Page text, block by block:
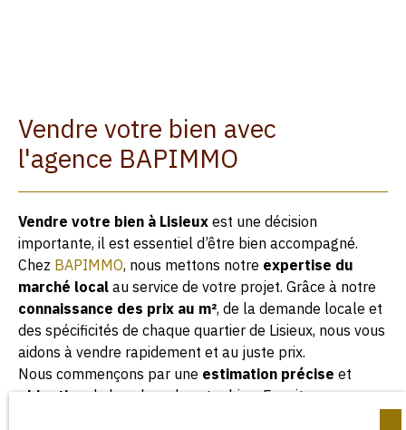
Vendre votre bien avec
l'agence BAPIMMO
Vendre votre bien à Lisieux est une décision
importante, il est essentiel d’être bien accompagné.
Chez BAPIMMO, nous mettons notre expertise du
marché local au service de votre projet. Grâce à notre
connaissance des prix au m², de la demande locale et
des spécificités de chaque quartier de Lisieux, nous vous
aidons à vendre rapidement et au juste prix.
Nous commençons par une estimation précise et
objectivede la valeur de votre bien. Ensuite, nous